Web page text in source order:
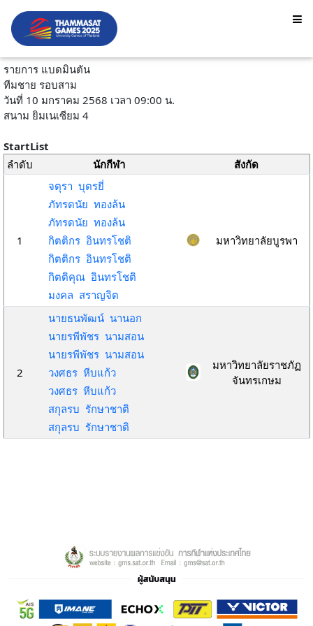
รายการ แบดมินตัน
ทีมชาย รอบสาม
วันที่ 10 มกราคม 2568 เวลา 09:00 น.
สนาม ยิมเนเซียม 4
StartList
ลำดับ
นักกีฬา สังกัด
1
จตุรา บุตรยี่
ภัทรดนัย ทองล้น
ภัทรดนัย ทองล้น
กิตติกร อินทรโชติ
กิตติกร อินทรโชติ
กิตติคุณ อินทรโชติ
มงคล สราญจิต
มหาวิทยาลัยบูรพา
2
นายธนพัฒน์ นานอก
นายรพีพัชร นามสอน
นายรพีพัชร นามสอน
วงศธร หีบแก้ว
วงศธร หีบแก้ว
สกุลรบ รักษาชาติ
สกุลรบ รักษาชาติ
มหาวิทยาลัยราชภัฏ
จันทรเกษม